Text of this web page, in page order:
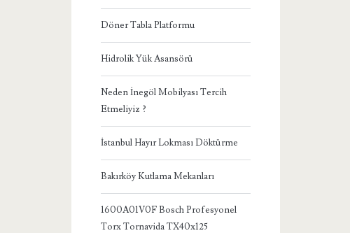
Döner Tabla Platformu
Hidrolik Yük Asansörü
Neden İnegöl Mobilyası Tercih
Etmeliyiz ?
İstanbul Hayır Lokması Döktürme
Bakırköy Kutlama Mekanları
1600A01V0F Bosch Profesyonel
Torx Tornavida TX40x125